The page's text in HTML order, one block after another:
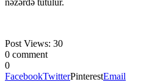
Post Views: 30
0 comment
0
FacebookTwitterPinterestEmail